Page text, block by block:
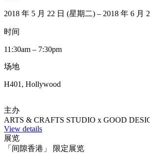
2018 年 5 月 22 日 (星期二) – 2018 年 6 月
时间
11:30am – 7:30pm
场地
H401, Hollywood
主办
ARTS & CRAFTS STUDIO x GOOD
View details
展览
「间隙香港」 限定展览